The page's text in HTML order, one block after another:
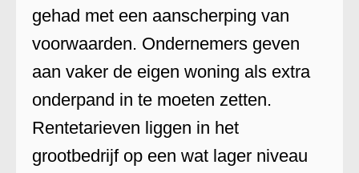
gehad met een aanscherping van
voorwaarden. Ondernemers geven
aan vaker de eigen woning als extra
onderpand in te moeten zetten.
Rentetarieven liggen in het
grootbedrijf op een wat lager niveau